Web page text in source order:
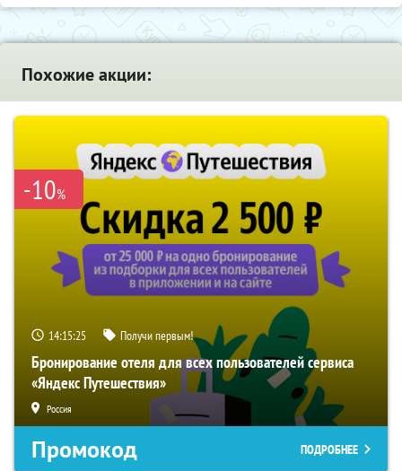
Похожие акции:
-10%
14:15:24 Получи первым!
Бронирование отеля для всех пользователей сервиса
«Яндекс Путешествия»
Россия
Промокод ПОДРОБНЕЕ